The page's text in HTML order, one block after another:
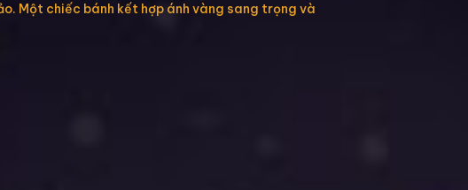
Một chiếc bánh kết hợp ánh vàng sang trọng và